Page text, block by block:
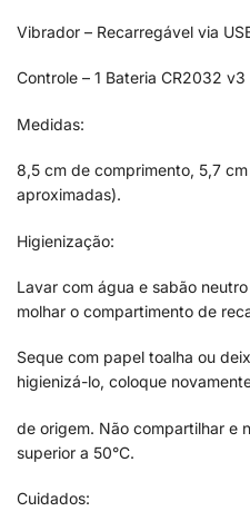
Vibrador – Recarregável via
Controle – 1 Bateria CR2032 v3
Medidas:
8,5 cm de comprimento, 5,7
aproximadas).
Higienização:
Lavar com água e sabão
molhar o compartimento de
Seque com papel toalha ou
higienizá-lo, coloque
de origem. Não compartilhar e
superior a 50°C.
Cuidados: